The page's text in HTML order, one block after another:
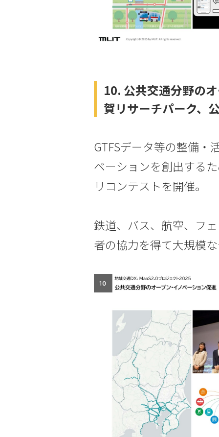
10. 公共交通分野の
賀リサーチパーク、
GTFSデータ等の整備・
ベーションを創出する
リコンテストを開催。
鉄道、バス、航空、フ
者の協力を得て大規模